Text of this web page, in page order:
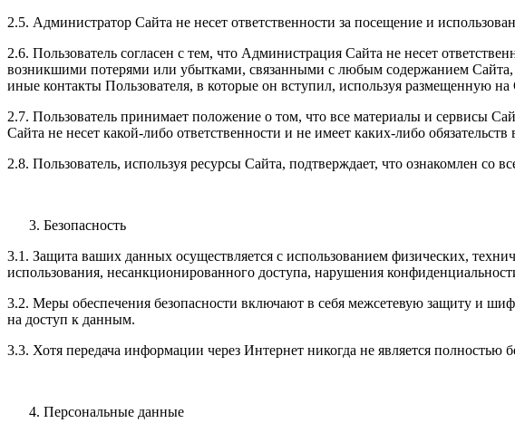
2.5. Администратор Сайта не несет ответственности за посещение и
2.6. Пользователь согласен с тем, что Администрация Сайта не несет
возникшими потерями или убытками, связанными с любым содержанием
иные контакты Пользователя, в которые он вступил, используя размещенную
2.7. Пользователь принимает положение о том, что все материалы и сервисы
Сайта не несет какой-либо ответственности и не имеет каких-либо обязательств
2.8. Пользователь, используя ресурсы Сайта, подтверждает, что ознакомлен
Безопасность
3.1. Защита ваших данных осуществляется с использованием физических,
использования, несанкционированного доступа, нарушения
3.2. Меры обеспечения безопасности включают в себя межсетевую защиту и
на доступ к данным.
3.3. Хотя передача информации через Интернет никогда не является
Персональные данные